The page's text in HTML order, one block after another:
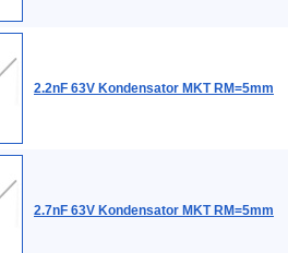
2.2nF 63V Kondensator MKT RM=5mm
2.7nF 63V Kondensator MKT RM=5mm